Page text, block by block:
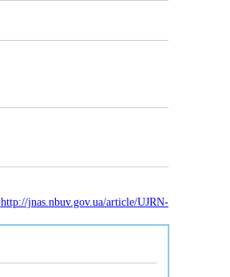
http://jnas.nbuv.gov.ua/article/UJRN-